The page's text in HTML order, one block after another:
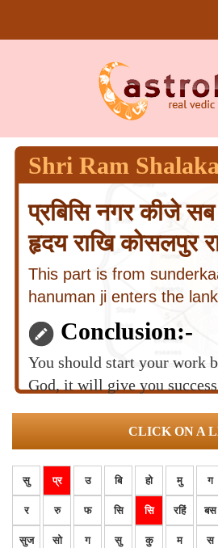
Shri Ram Shalaka
प्रबिसि नगर कीजे
हृदय राखि कोसलपुर
This part is from
hanuman ji enters the
Conclusion:-
You should start your work
God, it will give you
CLICK ON A
सु प्र उ बि हो मु ग
र रु फ सि सि रहिं बस
सुज सो ग सु कु म स